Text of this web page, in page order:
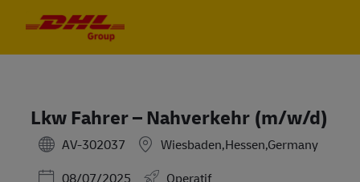
Lkw Fahrer – Nahverkehr (m/w/d)
AV-302037
Wiesbaden,Hessen,Germany
Posted Date
08/07/2025
Operatif